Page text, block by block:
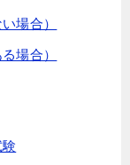
場合）
場合）